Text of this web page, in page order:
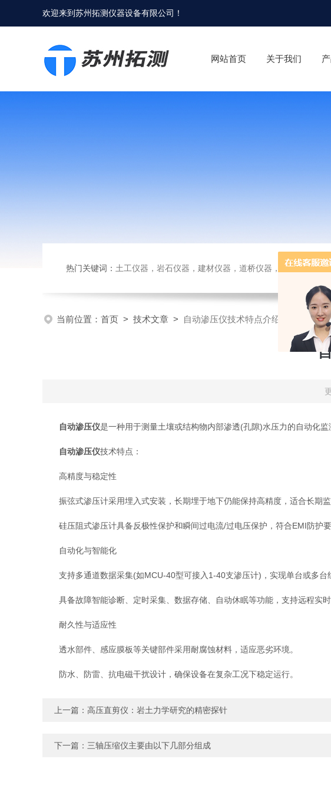
欢迎来到苏州拓测仪器设备有限公司 ！
网站首页 关于我们
热门关键词： 土工仪器，岩石仪器，建材仪器，道桥仪器，检测仪器，检测仪器
当前位置： 首页 > 技术文章 > 自动渗压仪技术特点介绍
自动渗压仪是一种用于测量土壤或结构物内部渗透(孔隙)水压力的自动化
自动渗压仪技术特点：
高精度与稳定性
振弦式渗压计采用埋入式安装，长期埋于地下仍能保持高精度，适合长期监
硅压阻式渗压计具备反极性保护和瞬间过电流/过电压保护，符合EMI防护要
自动化与智能化
支持多通道数据采集(如MCU-40型可接入1-40支渗压计)，实现单台或多台
具备故障智能诊断、定时采集、数据存储、自动休眠等功能，支持远程实时
耐久性与适应性
透水部件、感应膜板等关键部件采用耐腐蚀材料，适应恶劣环境。
防水、防雷、抗电磁干扰设计，确保设备在复杂工况下稳定运行。
上一篇： 高压直剪仪：岩土力学研究的精密探针
下一篇： 三轴压缩仪主要由以下几部分组成